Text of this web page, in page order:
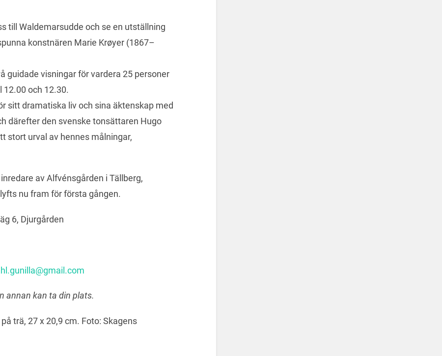
till Waldemarsudde och se en utställning
konstnären Marie Krøyer (1867–
guidade visningar för vardera 25 personer
12.00 och 12.30.
sitt dramatiska liv och sina äktenskap med
därefter den svenske tonsättaren Hugo
stort urval av hennes målningar,
av Alfvénsgården i Tällberg,
nu fram för första gången.
6, Djurgården
annan kan ta din plats.
trä, 27 x 20,9 cm. Foto: Skagens